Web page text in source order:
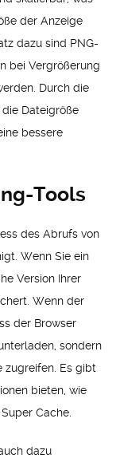
der Anzeige
dazu sind PNG-
bei Vergrößerung
Durch die
die Dateigröße
bessere
Tools
des Abrufs von
Wenn Sie ein
Version Ihrer
Wenn der
der Browser
sondern
zugreifen. Es gibt
bieten, wie
Cache.
dazu